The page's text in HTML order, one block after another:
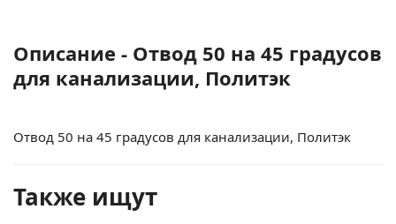
Описание - Отвод 50 на 45 градусов
для канализации, Политэк
Отвод 50 на 45 градусов для канализации, Политэк
Также ищут